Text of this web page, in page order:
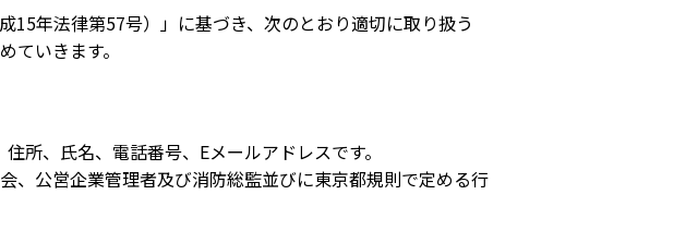
年法律第57号）」に基づき、次のとおり適切に取り扱う
ていきます。
所、氏名、電話番号、Eメールアドレスです。
、公営企業管理者及び消防総監並びに東京都規則で定める行